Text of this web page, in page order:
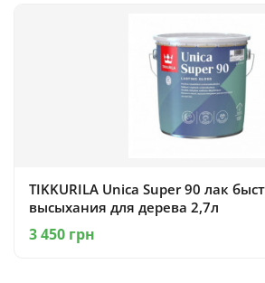
TIKKURILA Unica Super 90 лак
высыхания для дерева 2,7л
3 450 грн